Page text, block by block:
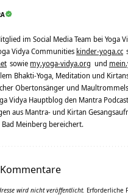
im Social Media Team bei Yoga
Vidya Communities kinder-yoga.cc
sowie my.yoga-vidya.org und
Bhakti-Yoga, Meditation und
Obertonsänger und
Vidya Hauptblog den Mantra
aus Mantra- und Kirtan
Bad Meinberg bereichert.
wird nicht veröffentlicht. Erforderliche